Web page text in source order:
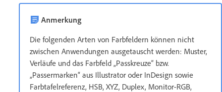
Anmerkung
Die folgenden Arten von Farbfeldern können nicht
zwischen Anwendungen ausgetauscht werden: Muster,
Verläufe und das Farbfeld „Passkreuze“ bzw.
„Passermarken“ aus Illustrator oder InDesign sowie
Farbtafelreferenz, HSB, XYZ, Duplex, Monitor-RGB,